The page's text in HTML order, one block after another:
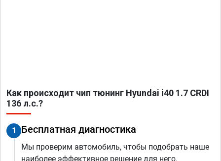
Как происходит чип тюнинг Hyundai i40 1.7 CRDI
136 л.с.?
1 Бесплатная диагностика
Мы проверим автомобиль, чтобы подобрать наше
наиболее эффективное решение для него.